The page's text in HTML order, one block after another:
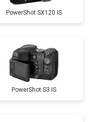
PowerShot SX120 IS
PowerShot S3 IS